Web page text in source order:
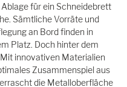
für ein Schneidebrett
Sämtliche Vorräte und
an Bord finden in
Platz. Doch hinter dem
innovativen Materialien
Zusammenspiel aus
die Metalloberfläche